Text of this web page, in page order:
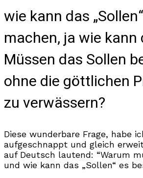
wie kann das
machen, ja wie kann
Müssen das Sollen
ohne die göttlichen
zu verwässern?
Diese wunderbare Frage, habe
aufgeschnappt und gleich
auf Deutsch lautend: “Warum
und wie kann das „Sollen“ es